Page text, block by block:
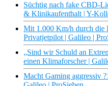
Süchtig nach fake CBD-
& Klinikaufenthalt | Y-
Mit 1.000 Km/h durch die
Privatjetpilot | Galileo |
„Sind wir Schuld an
einen Klimaforscher |
Macht Gaming aggressiv